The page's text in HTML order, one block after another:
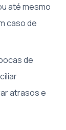
até mesmo
caso de
de
atrasos e